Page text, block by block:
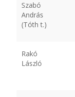
Szabó
András
(Tóth t.)
Rakó
László